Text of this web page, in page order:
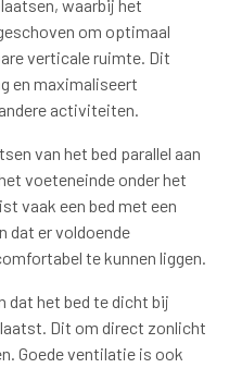
waarbij het
om optimaal
verticale ruimte. Dit
en maximaliseert
activiteiten.
van het bed parallel aan
voeteneinde onder het
vaak een bed met een
dat er voldoende
te kunnen liggen.
dat het bed te dicht bij
Dit om direct zonlicht
Goede ventilatie is ook